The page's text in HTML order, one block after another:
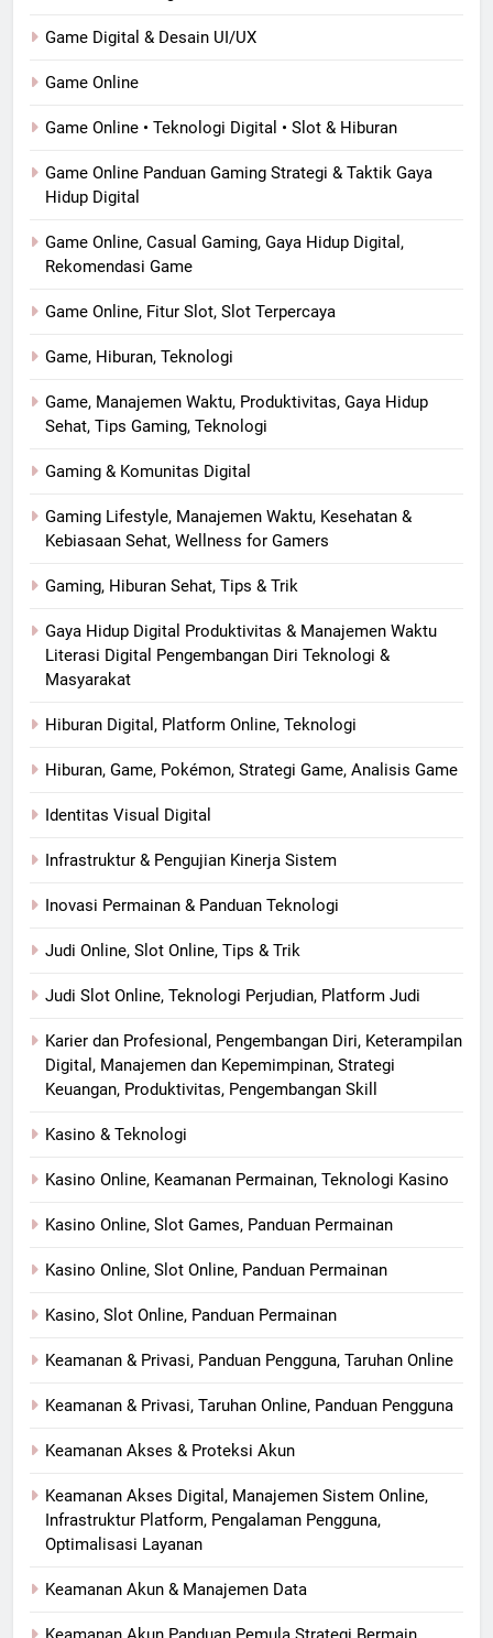
Game Digital & Desain UI/UX
Game Online
Game Online • Teknologi Digital • Slot & Hiburan
Game Online Panduan Gaming Strategi & Taktik Gaya
Hidup Digital
Game Online, Casual Gaming, Gaya Hidup Digital,
Rekomendasi Game
Game Online, Fitur Slot, Slot Terpercaya
Game, Hiburan, Teknologi
Game, Manajemen Waktu, Produktivitas, Gaya Hidup
Sehat, Tips Gaming, Teknologi
Gaming & Komunitas Digital
Gaming Lifestyle, Manajemen Waktu, Kesehatan &
Kebiasaan Sehat, Wellness for Gamers
Gaming, Hiburan Sehat, Tips & Trik
Gaya Hidup Digital Produktivitas & Manajemen Waktu
Literasi Digital Pengembangan Diri Teknologi &
Masyarakat
Hiburan Digital, Platform Online, Teknologi
Hiburan, Game, Pokémon, Strategi Game, Analisis Game
Identitas Visual Digital
Infrastruktur & Pengujian Kinerja Sistem
Inovasi Permainan & Panduan Teknologi
Judi Online, Slot Online, Tips & Trik
Judi Slot Online, Teknologi Perjudian, Platform Judi
Karier dan Profesional, Pengembangan Diri, Keterampilan
Digital, Manajemen dan Kepemimpinan, Strategi
Keuangan, Produktivitas, Pengembangan Skill
Kasino & Teknologi
Kasino Online, Keamanan Permainan, Teknologi Kasino
Kasino Online, Slot Games, Panduan Permainan
Kasino Online, Slot Online, Panduan Permainan
Kasino, Slot Online, Panduan Permainan
Keamanan & Privasi, Panduan Pengguna, Taruhan Online
Keamanan & Privasi, Taruhan Online, Panduan Pengguna
Keamanan Akses & Proteksi Akun
Keamanan Akses Digital, Manajemen Sistem Online,
Infrastruktur Platform, Pengalaman Pengguna,
Optimalisasi Layanan
Keamanan Akun & Manajemen Data